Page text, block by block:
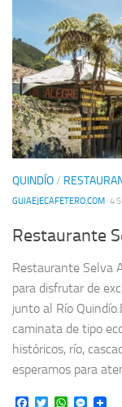
QUINDÍO/
GUIAEJECAFETERO.COM · 4
Restaurante
Restaurante Selva
para disfrutar de
junto al Río
caminata de tipo
históricos, río,
esperamos para
Facebook
TwitterWhatsApp